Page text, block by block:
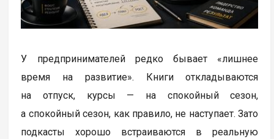
У предпринимателей редко бывает «лишнее
время на развитие». Книги откладываются
на отпуск, курсы — на спокойный сезон,
а спокойный сезон, как правило, не наступает. Зато
подкасты хорошо встраиваются в реальную